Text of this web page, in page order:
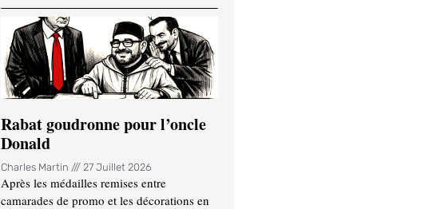
Rabat goudronne pour l’oncle
Donald
Charles Martin 27 Juillet 2026
Après les médailles remises entre
camarades de promo et les décorations en